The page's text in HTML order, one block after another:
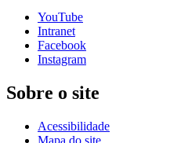
YouTube
Intranet
Facebook
Instagram
Sobre o site
Acessibilidade
Mapa do site